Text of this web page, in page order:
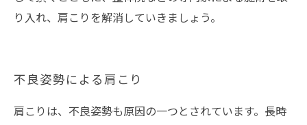
り入れ、肩こりを解消していきましょう。
不良姿勢による肩こり
肩こりは、不良姿勢も原因の一つとされています。長時